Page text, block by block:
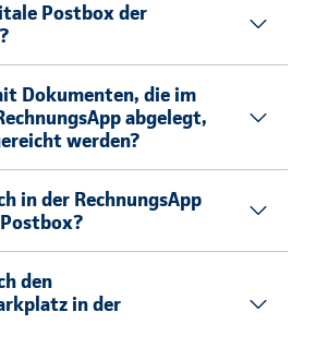
Postbox der
Dokumenten, die im
abgelegt,
werden?
in der RechnungsApp
den
in der